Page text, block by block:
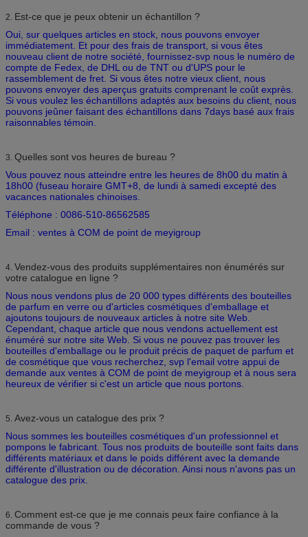
2. Est-ce que je peux obtenir un échantillon ?
Oui, sur quelques articles en stock, nous pouvons envoyer
immédiatement. Et pour des frais de transport, si vous êtes
nouveau client de notre société, fournissez-svp nous le numéro de
compte de Fedex, de DHL ou de TNT ou d'UPS pour le
rassemblement de fret. Si vous êtes notre vieux client, nous
pouvons envoyer des aperçus gratuits comprenant le coût exprès.
Si vous voulez les échantillons adaptés aux besoins du client, nous
pouvons jeûner faisant des échantillons dans 7days basé aux frais
raisonnables témoin.
3. Quelles sont vos heures de bureau ?
Vous pouvez nous atteindre entre les heures de 8h00 du matin à
18h00 (fuseau horaire GMT+8, de lundi à samedi excepté des
vacances nationales chinoises.
Téléphone : 0086-510-86562585
Email : ventes à COM de point de meyigroup
4. Vendez-vous des produits supplémentaires non énumérés sur
votre catalogue en ligne ?
Nous nous vendons plus de 20 000 types différents des bouteilles
de parfum en verre ou d'articles cosmétiques d'emballage et
ajoutons toujours de nouveaux articles à notre site Web.
Cependant, chaque article que nous vendons actuellement est
énuméré sur notre site Web. Si vous ne pouvez pas trouver les
bouteilles d'emballage ou le produit précis de paquet de parfum et
de cosmétique que vous recherchez, svp l'email votre appui de
demande aux ventes à COM de point de meyigroup et à nous sera
heureux de vérifier si c'est un article que nous portons.
5. Avez-vous un catalogue des prix ?
Nous sommes les bouteilles cosmétiques d'un professionnel et
pompons le fabricant. Tous nos produits de bouteille sont faits dans
différents matériaux et dans le poids différent avec la demande
différente d'illustration ou de décoration. Ainsi nous n'avons pas un
catalogue des prix.
6. Comment est-ce que je me connais peux faire confiance à la
commande de vous ?